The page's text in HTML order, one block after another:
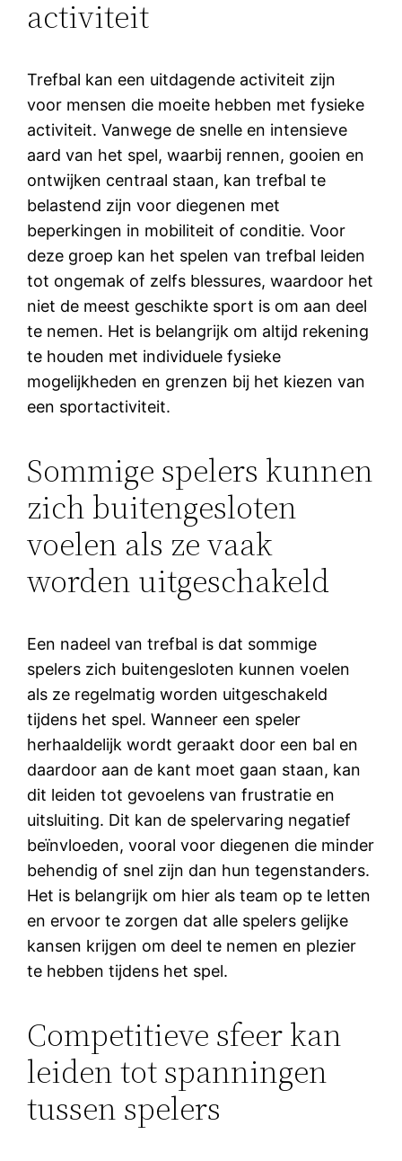
activiteit
Trefbal kan een uitdagende activiteit zijn
voor mensen die moeite hebben met fysieke
activiteit. Vanwege de snelle en intensieve
aard van het spel, waarbij rennen, gooien en
ontwijken centraal staan, kan trefbal te
belastend zijn voor diegenen met
beperkingen in mobiliteit of conditie. Voor
deze groep kan het spelen van trefbal leiden
tot ongemak of zelfs blessures, waardoor het
niet de meest geschikte sport is om aan deel
te nemen. Het is belangrijk om altijd rekening
te houden met individuele fysieke
mogelijkheden en grenzen bij het kiezen van
een sportactiviteit.
Sommige spelers kunnen
zich buitengesloten
voelen als ze vaak
worden uitgeschakeld
Een nadeel van trefbal is dat sommige
spelers zich buitengesloten kunnen voelen
als ze regelmatig worden uitgeschakeld
tijdens het spel. Wanneer een speler
herhaaldelijk wordt geraakt door een bal en
daardoor aan de kant moet gaan staan, kan
dit leiden tot gevoelens van frustratie en
uitsluiting. Dit kan de spelervaring negatief
beïnvloeden, vooral voor diegenen die minder
behendig of snel zijn dan hun tegenstanders.
Het is belangrijk om hier als team op te letten
en ervoor te zorgen dat alle spelers gelijke
kansen krijgen om deel te nemen en plezier
te hebben tijdens het spel.
Competitieve sfeer kan
leiden tot spanningen
tussen spelers